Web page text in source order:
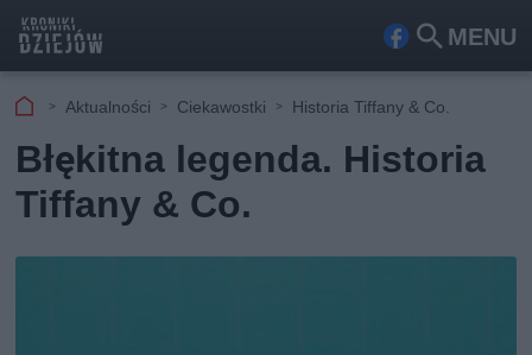
MENU
Fa
ook
Szu
kaj
Aktualności Ciekawostki Historia Tiffany & Co.
Błękitna legenda. Historia
Tiffany & Co.